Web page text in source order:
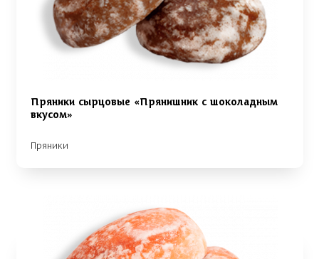
Пряники сырцовые «Прянишник с шоколадным
вкусом»
Пряники